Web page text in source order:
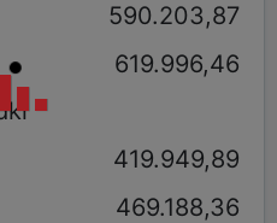
590.203,87
619.996,46
419.949,89
469.188,36